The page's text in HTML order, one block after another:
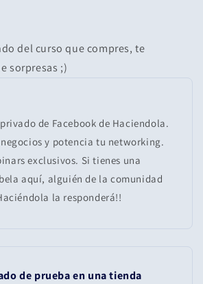
del curso que compres, te
sorpresas ;)
de Facebook de Haciendola.
y potencia tu networking.
exclusivos. Si tienes una
aquí, alguién de la comunidad
la responderá!!
de prueba en una tienda